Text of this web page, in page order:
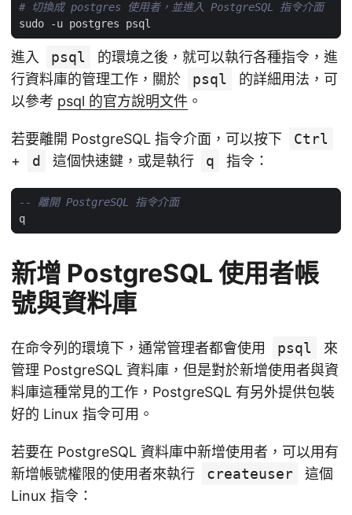
# 切換成 postgres 使用者，並進入 PostgreSQL 指令介面
進入 psql
的環境之後，就可以執行各種指令，進
行資料庫的管理工作，關於
psql
的詳細用法，可
以參考 psql 的官方說明文件 。
若要離開 PostgreSQL 指令介面，可以按下
Ctrl
+
d 這個快速鍵，或是執行 q 指令：
q
新增 PostgreSQL 使用者帳
號與資料庫
在命令列的環境下，通常管理者都會使用 psql
來
管理 PostgreSQL 資料庫，但是對於新增使用者與資
料庫這種常見的工作，PostgreSQL 有另外提供包裝
好的 Linux 指令可用。
若要在 PostgreSQL 資料庫中新增使用者，可以用有
新增帳號權限的使用者來執行
createuser
這個
Linux 指令：